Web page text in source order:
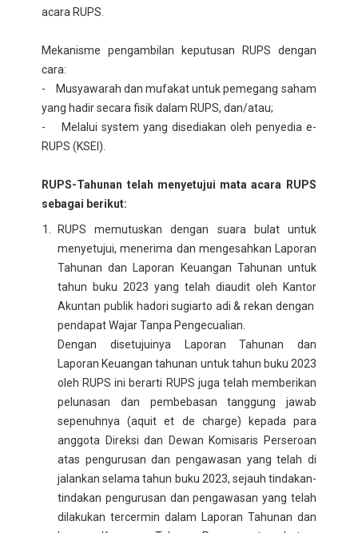
acara RUPS.
Mekanisme pengambilan keputusan RUPS dengan
cara:
- Musyawarah dan mufakat untuk pemegang saham
yang hadir secara fisik dalam RUPS, dan/atau;
- Melalui system yang disediakan oleh penyedia e-
RUPS (KSEI).
RUPS-Tahunan telah menyetujui mata acara RUPS
sebagai berikut:
RUPS memutuskan dengan suara bulat untuk
menyetujui, menerima dan mengesahkan Laporan
Tahunan dan Laporan Keuangan Tahunan untuk
tahun buku 2023 yang telah diaudit oleh Kantor
Akuntan publik hadori sugiarto adi & rekan dengan
pendapat Wajar Tanpa Pengecualian.
Dengan disetujuinya Laporan Tahunan dan
Laporan Keuangan tahunan untuk tahun buku 2023
oleh RUPS ini berarti RUPS juga telah memberikan
pelunasan dan pembebasan tanggung jawab
sepenuhnya (aquit et de charge) kepada para
anggota Direksi dan Dewan Komisaris Perseroan
atas pengurusan dan pengawasan yang telah di
jalankan selama tahun buku 2023, sejauh tindakan-
tindakan pengurusan dan pengawasan yang telah
dilakukan tercermin dalam Laporan Tahunan dan